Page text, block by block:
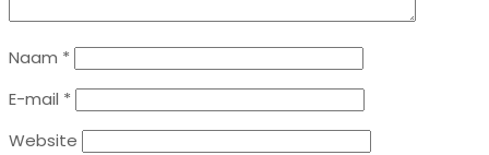
Naam *
E-mail *
Website